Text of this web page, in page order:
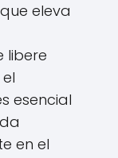
eleva
libere
esencial
en el